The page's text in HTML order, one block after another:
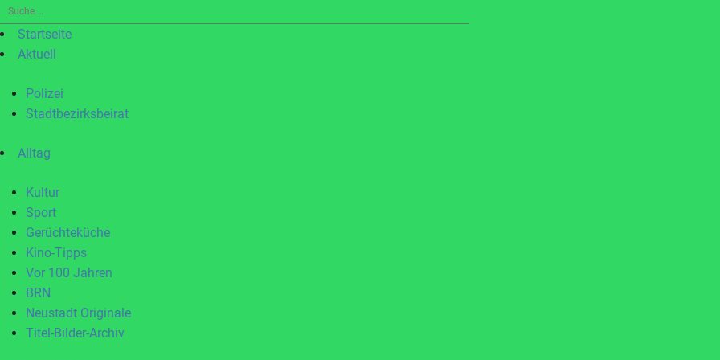
Suche
nach:Startseite
Aktuell
Polizei
Stadtbezirksbeirat
Alltag
Kultur
Sport
Gerüchteküche
Kino-Tipps
Vor 100 Jahren
BRN
Neustadt Originale
Titel-Bilder-Archiv